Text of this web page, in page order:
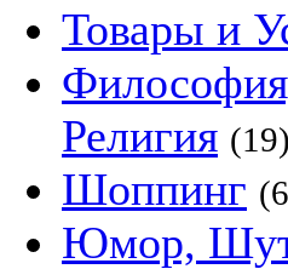
Товары и
Религия (19)
Шоппинг
Юмор,